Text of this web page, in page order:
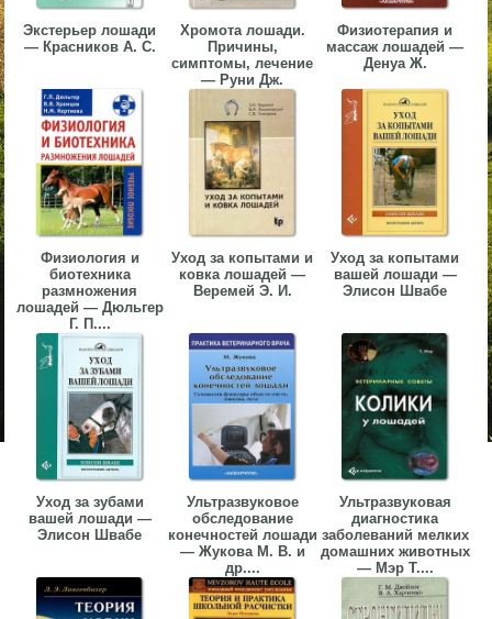
Экстерьер лошади
— Красников А. С.
Хромота лошади.
Причины,
симптомы, лечение
— Руни Дж.
Физиотерапия и
массаж лошадей —
Денуа Ж.
Физиология и
биотехника
размножения
лошадей — Дюльгер
Г. П....
Уход за копытами и
ковка лошадей —
Веремей Э. И.
Уход за копытами
вашей лошади —
Элисон Швабе
Уход за зубами
вашей лошади —
Элисон Швабе
Ультразвуковое
обследование
конечностей лошади
— Жукова М. В. и
др....
Ультразвуковая
диагностика
заболеваний мелких
домашних животных
— Мэр Т....